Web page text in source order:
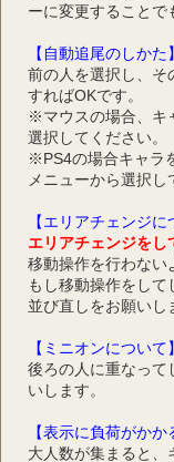
ーに変更することで
【自動追尾のしかた】
前の人を選択し、そ
すればOKです。
※マウスの場合、キ
選択してください。
※PS4の場合キャラ
メニューから選択し
【エリアチェンジに
エリアチェンジをし
移動操作を行わない
もし移動操作をし
並び直しをお願いし
【ミニオンについて】
後ろの人に重なって
いします。
【表示に負荷がかか
大人数が集まると、